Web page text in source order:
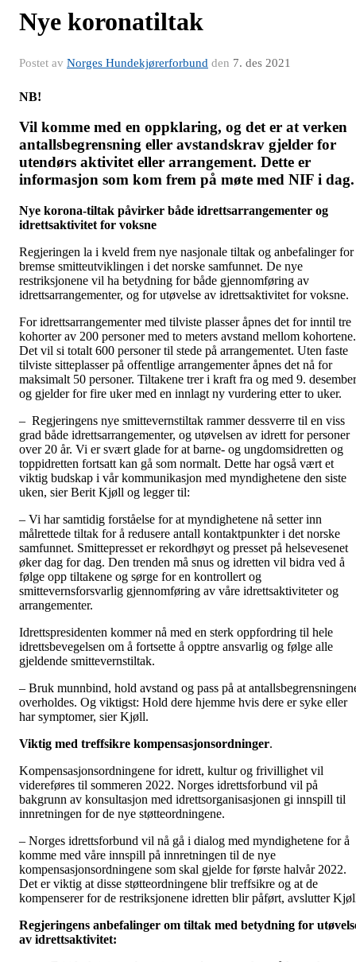
Nye koronatiltak
Postet av Norges Hundekjørerforbund den 7. des 2021
NB!
Vil komme med en oppklaring, og det er at verken
antallsbegrensning eller avstandskrav gjelder for
utendørs aktivitet eller arrangement. Dette er
informasjon som kom frem på møte med NIF i dag.
Nye korona-tiltak påvirker både idrettsarrangementer og
idrettsaktivitet for voksne
Regjeringen la i kveld frem nye nasjonale tiltak og anbefalinger for
bremse smitteutviklingen i det norske samfunnet. De nye
restriksjonene vil ha betydning for både gjennomføring av
idrettsarrangementer, og for utøvelse av idrettsaktivitet for voksne.
For idrettsarrangementer med tilviste plasser åpnes det for inntil tre
kohorter av 200 personer med to meters avstand mellom kohortene.
Det vil si totalt 600 personer til stede på arrangementet. Uten faste
tilviste sitteplasser på offentlige arrangementer åpnes det nå for
maksimalt 50 personer. Tiltakene trer i kraft fra og med 9. desember
og gjelder for fire uker med en innlagt ny vurdering etter to uker.
– Regjeringens nye smittevernstiltak rammer dessverre til en viss
grad både idrettsarrangementer, og utøvelsen av idrett for personer
over 20 år. Vi er svært glade for at barne- og ungdomsidretten og
toppidretten fortsatt kan gå som normalt. Dette har også vært et
viktig budskap i vår kommunikasjon med myndighetene den siste
uken, sier Berit Kjøll og legger til:
– Vi har samtidig forståelse for at myndighetene nå setter inn
målrettede tiltak for å redusere antall kontaktpunkter i det norske
samfunnet. Smittepresset er rekordhøyt og presset på helsevesenet
øker dag for dag. Den trenden må snus og idretten vil bidra ved å
følge opp tiltakene og sørge for en kontrollert og
smittevernsforsvarlig gjennomføring av våre idrettsaktiviteter og
arrangementer.
Idrettspresidenten kommer nå med en sterk oppfordring til hele
idrettsbevegelsen om å fortsette å opptre ansvarlig og følge alle
gjeldende smittevernstiltak.
– Bruk munnbind, hold avstand og pass på at
overholdes. Og viktigst: Hold dere hjemme hvis dere er syke eller
har symptomer, sier Kjøll.
Viktig med treffsikre kompensasjonsordninger.
Kompensasjonsordningene for idrett, kultur og frivillighet vil
videreføres til sommeren 2022. Norges idrettsforbund vil på
bakgrunn av konsultasjon med idrettsorganisasjonen gi innspill til
innretningen for de nye støtteordningene.
– Norges idrettsforbund vil nå gå i dialog med myndighetene for å
komme med våre innspill på innretningen til de nye
kompensasjonsordningene som skal gjelde for første halvår 2022.
Det er viktig at disse støtteordningene blir treffsikre og at de
kompenserer for de restriksjonene idretten blir påført, avslutter
Regjeringens anbefalinger om tiltak med betydning for
av idrettsaktivitet: